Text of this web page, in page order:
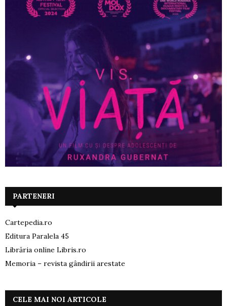
PARTENERI
Cartepedia.ro
Editura Paralela 45
Librăria online Libris.ro
Memoria – revista gândirii arestate
CELE MAI NOI ARTICOLE